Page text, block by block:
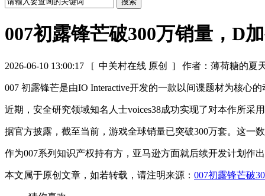
007初露锋芒破300万销量，D
2026-06-10 13:00:17 [ 中关村在线 原创 ] 作者：薄荷糖的夏
007 初露锋芒是由IO Interactive开发的一款以间谍题材为核心
近期，安全研究领域知名人士voices38成功实现了对本作所采
据官方披露，截至当前，游戏全球销量已突破300万套。这一
作为007系列知识产权持有方，亚马逊方面就后续开发计划作
本文属于原创文章，如若转载，请注明来源： 007初露锋芒破